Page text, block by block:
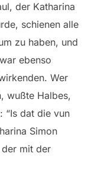
der Katharina
schienen alle
zu haben, und
ebenso
Wer
wußte Halbes,
“Is dat die vun
Simon
mit der